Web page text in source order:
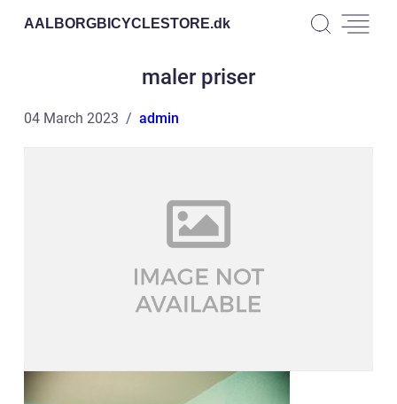
AALBORGBICYCLESTORE.dk
maler priser
04 March 2023 admin